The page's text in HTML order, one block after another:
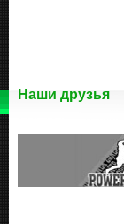
Наши друзья